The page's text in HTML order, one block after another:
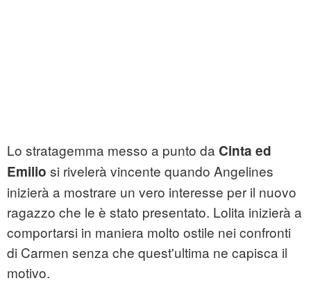
Lo stratagemma messo a punto da Cinta ed
Emilio si rivelerà vincente quando Angelines
inizierà a mostrare un vero interesse per il nuovo
ragazzo che le è stato presentato. Lolita inizierà a
comportarsi in maniera molto ostile nei confronti
di Carmen senza che quest'ultima ne capisca il
motivo.